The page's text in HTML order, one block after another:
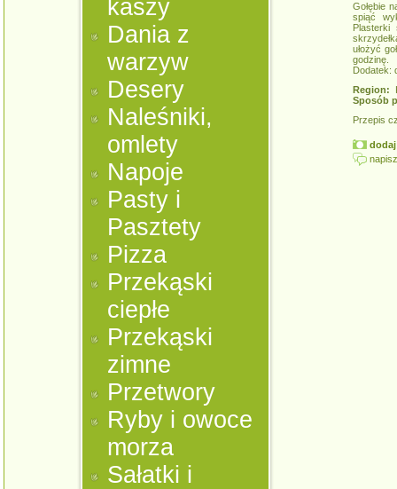
kaszy
Dania z
warzyw
Desery
Naleśniki,
omlety
Napoje
Pasty i
Pasztety
Pizza
Przekąski
ciepłe
Przekąski
zimne
Przetwory
Ryby i owoce
morza
Sałatki i
Gołębie
spiąć
Plasterki
ułożyć
godzinę.
Dodatek:
Region:
Sposób
Przepis